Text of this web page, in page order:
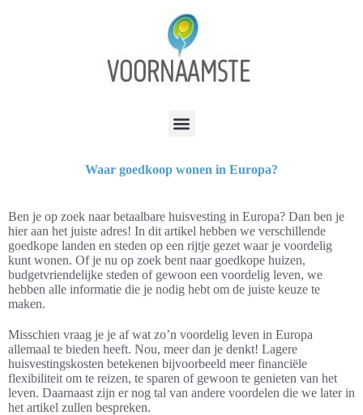
Waar goedkoop wonen in Europa?
Ben je op zoek naar betaalbare huisvesting in Europa? Dan ben je
hier aan het juiste adres! In dit artikel hebben we verschillende
goedkope landen en steden op een rijtje gezet waar je voordelig
kunt wonen. Of je nu op zoek bent naar goedkope huizen,
budgetvriendelijke steden of gewoon een voordelig leven, we
hebben alle informatie die je nodig hebt om de juiste keuze te
maken.
Misschien vraag je je af wat zo’n voordelig leven in Europa
allemaal te bieden heeft. Nou, meer dan je denkt! Lagere
huisvestingskosten betekenen bijvoorbeeld meer financiële
flexibiliteit om te reizen, te sparen of gewoon te genieten van het
leven. Daarnaast zijn er nog tal van andere voordelen die we later in
het artikel zullen bespreken.